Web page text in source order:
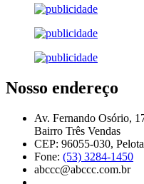
Nosso endereço
Av. Fernando Osório,
Bairro Três Vendas
CEP: 96055-030,
Fone: (53) 3284-1450
abccc@abccc.com.br